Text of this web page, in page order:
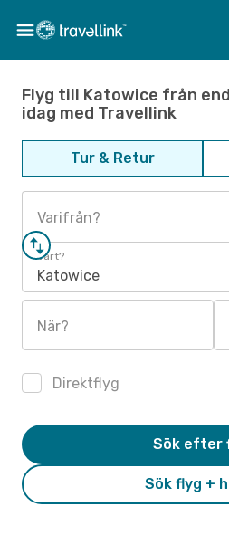
Flyg till Katowice från
idag med Travellink
Tur & Retur
Varifrån?
Vart?
Katowice
När?
Direktflyg
Sök flyg +
Sök efter